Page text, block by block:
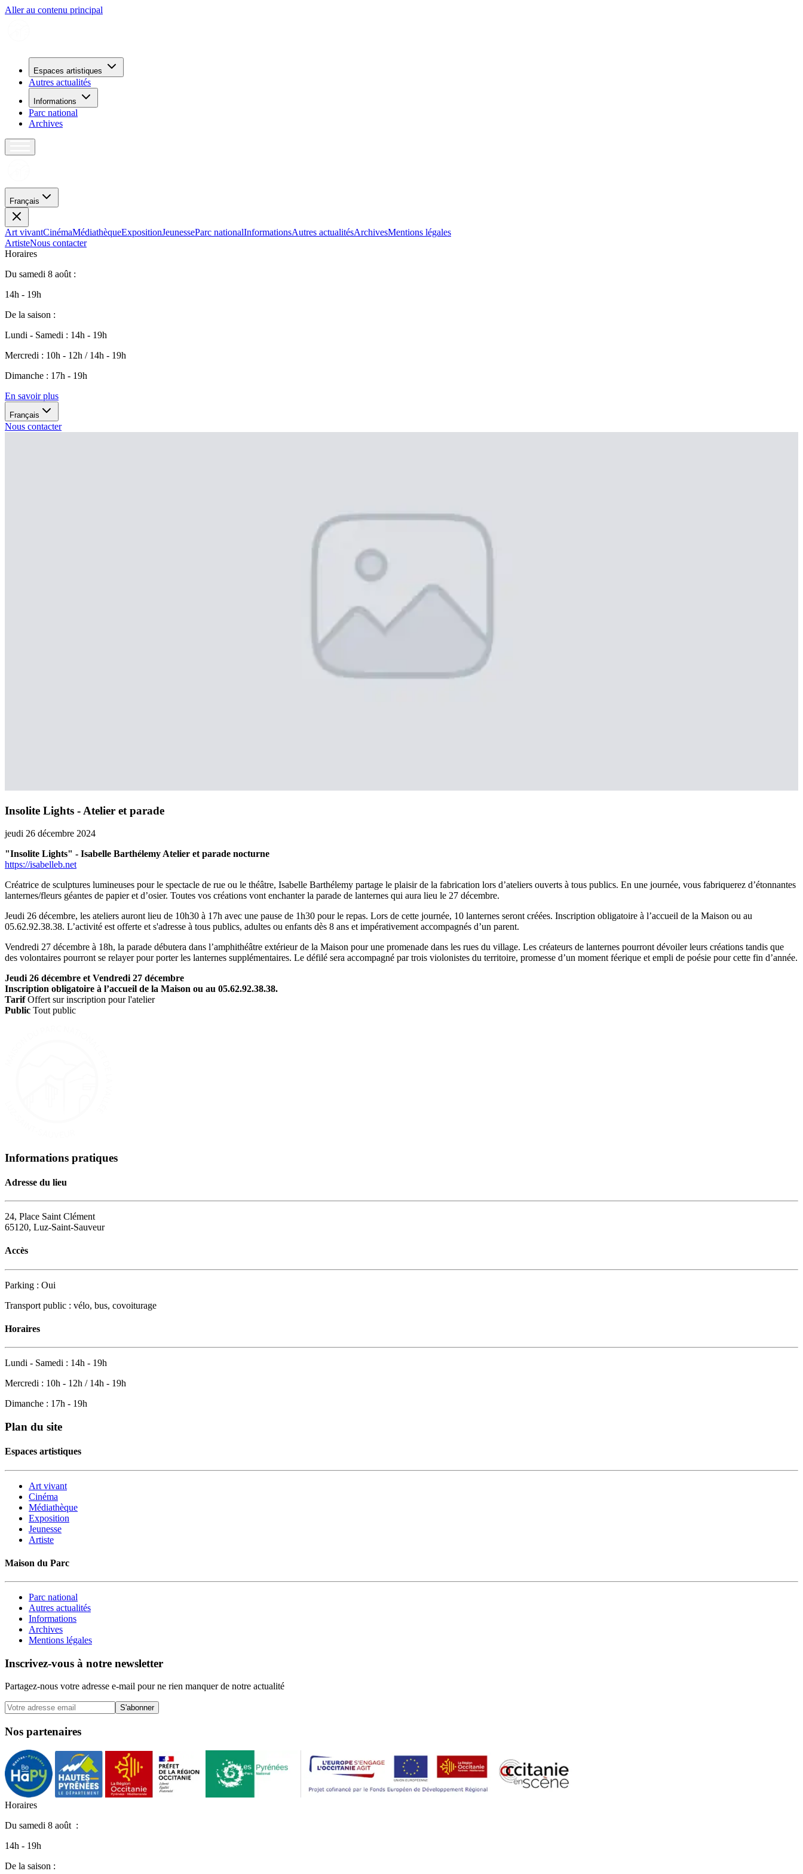
Aller au contenu principal
Espaces artistiques
Autres actualités
Informations
Parc national
Archives
Français
Art vivantCinémaMédiathèqueExpositionJeunesseParc nationalInformationsAutres actualitésArchivesMentions légales
ArtisteNous contacter
Horaires
Du samedi 8 août :
14h - 19h
De la saison :
Lundi - Samedi : 14h - 19h
Mercredi : 10h - 12h / 14h - 19h
Dimanche : 17h - 19h
En savoir plus
Français
Nous contacter
Insolite Lights - Atelier et parade
jeudi 26 décembre 2024
"Insolite Lights" - Isabelle Barthélemy Atelier et parade nocturne
https://isabelleb.net
Créatrice de sculptures lumineuses pour le spectacle de rue ou le théâtre, Isabelle Barthélemy partage le plaisir de la fabrication lors d’ateliers ouverts à tous publics. En une journée, vous fabriquerez d’étonnantes
lanternes/fleurs géantes de papier et d’osier. Toutes vos créations vont enchanter la parade de lanternes qui aura lieu le 27 décembre.
Jeudi 26 décembre, les ateliers auront lieu de 10h30 à 17h avec une pause de 1h30 pour le repas. Lors de cette journée, 10 lanternes seront créées. Inscription obligatoire à l’accueil de la Maison ou au
05.62.92.38.38. L’activité est offerte et s'adresse à tous publics, adultes ou enfants dès 8 ans et impérativement accompagnés d’un parent.
Vendredi 27 décembre à 18h, la parade débutera dans l’amphithéâtre extérieur de la Maison pour une promenade dans les rues du village. Les créateurs de lanternes pourront dévoiler leurs créations tandis que
des volontaires pourront se relayer pour porter les lanternes supplémentaires. Le défilé sera accompagné par trois violonistes du territoire, promesse d’un moment féerique et empli de poésie pour cette fin d’année.
Jeudi 26 décembre et Vendredi 27 décembre
Inscription obligatoire à l’accueil de la Maison ou au 05.62.92.38.38.
TarifOffert sur inscription pour l'atelier
Public Tout public
Informations pratiques
Adresse du lieu
24, Place Saint Clément
65120, Luz-Saint-Sauveur
Accès
Parking : Oui
Transport public : vélo, bus, covoiturage
Horaires
Lundi - Samedi : 14h - 19h
Mercredi : 10h - 12h / 14h - 19h
Dimanche : 17h - 19h
Plan du site
Espaces artistiques
Art vivant
Cinéma
Médiathèque
Exposition
Jeunesse
Artiste
Maison du Parc
Parc national
Autres actualités
Informations
Archives
Mentions légales
Inscrivez-vous à notre newsletter
Partagez-nous votre adresse e-mail pour ne rien manquer de notre actualité
S'abonner
Nos partenaires
Horaires
Du samedi 8 août :
14h - 19h
De la saison :